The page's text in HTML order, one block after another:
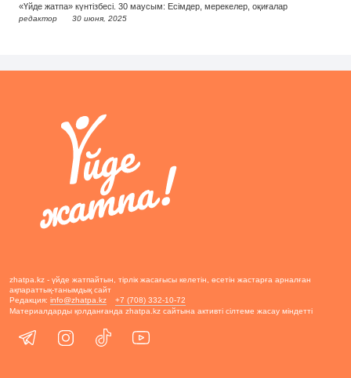
«Үйде жатпа» күнтізбесі. 30 маусым: Есімдер, мерекелер, оқиғалар
редактор 30 июня, 2025
zhatpa.kz - үйде жатпайтын, тірлік жасағысы келетін, өсетін жастарға арналған
ақпараттық-танымдық сайт
Редакция: info@zhatpa.kz
+7 (708) 332-10-72
Материалдарды қолданғанда zhatpa.kz сайтына активті сілтеме жасау міндетті